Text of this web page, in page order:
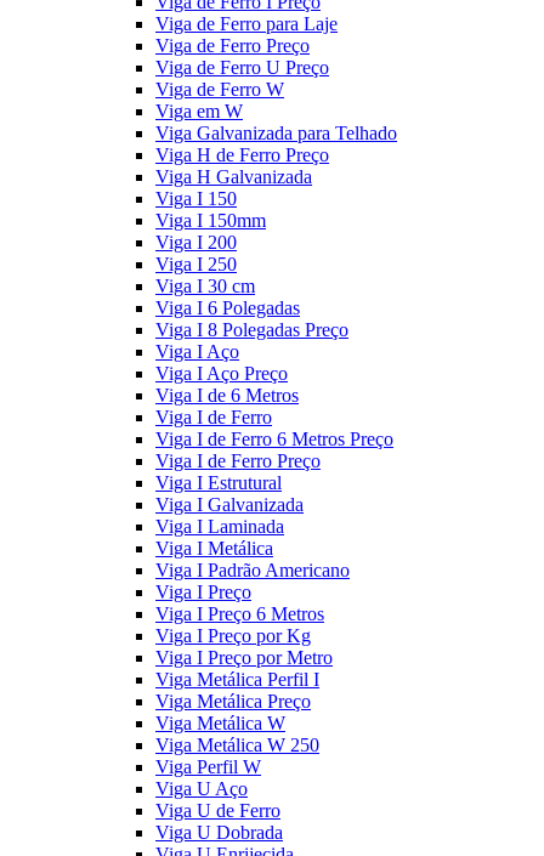
Viga de Ferro para Laje
Viga de Ferro Preço
Viga de Ferro U Preço
Viga de Ferro W
Viga em W
Viga Galvanizada para Telhado
Viga H de Ferro Preço
Viga H Galvanizada
Viga I 150
Viga I 150mm
Viga I 200
Viga I 250
Viga I 30 cm
Viga I 6 Polegadas
Viga I 8 Polegadas Preço
Viga I Aço
Viga I Aço Preço
Viga I de 6 Metros
Viga I de Ferro
Viga I de Ferro 6 Metros Preço
Viga I de Ferro Preço
Viga I Estrutural
Viga I Galvanizada
Viga I Laminada
Viga I Metálica
Viga I Padrão Americano
Viga I Preço
Viga I Preço 6 Metros
Viga I Preço por Kg
Viga I Preço por Metro
Viga Metálica Perfil I
Viga Metálica Preço
Viga Metálica W
Viga Metálica W 250
Viga Perfil W
Viga U Aço
Viga U de Ferro
Viga U Dobrada